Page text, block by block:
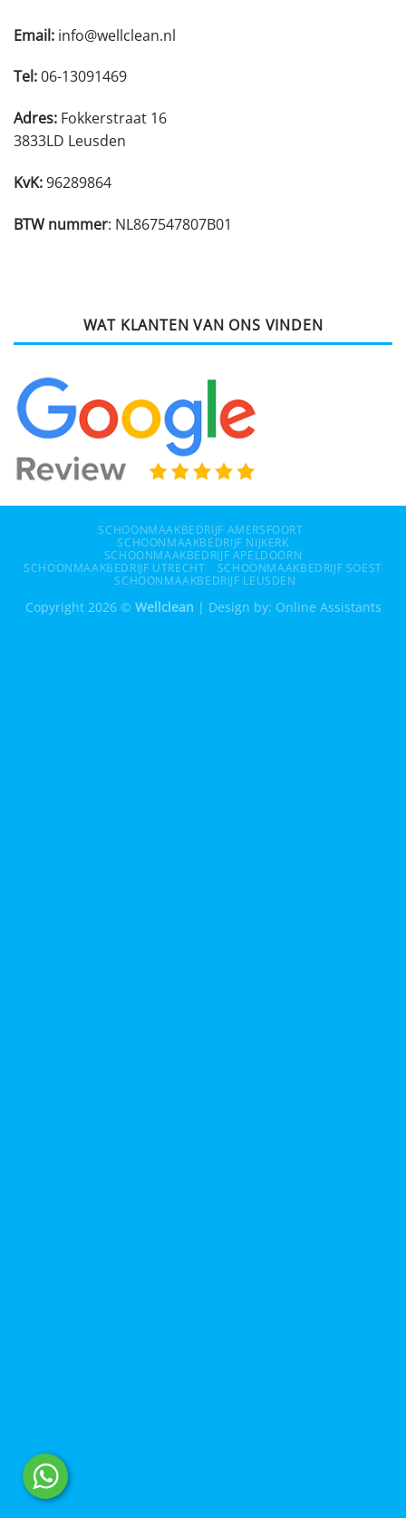
Email: info@wellclean.nl
Tel:06-13091469
Adres: Fokkerstraat 16
3833LD Leusden
KvK:96289864
BTW nummer: NL867547807B01
WAT KLANTEN VAN ONS VINDEN
SCHOONMAAKBEDRIJF AMERSFOORT
SCHOONMAAKBEDRIJF NIJKERK
SCHOONMAAKBEDRIJF APELDOORN
SCHOONMAAKBEDRIJF UTRECHT
SCHOONMAAKBEDRIJF SOEST
SCHOONMAAKBEDRIJF LEUSDEN
Copyright 2026 © Wellclean | Design by: Online Assistants